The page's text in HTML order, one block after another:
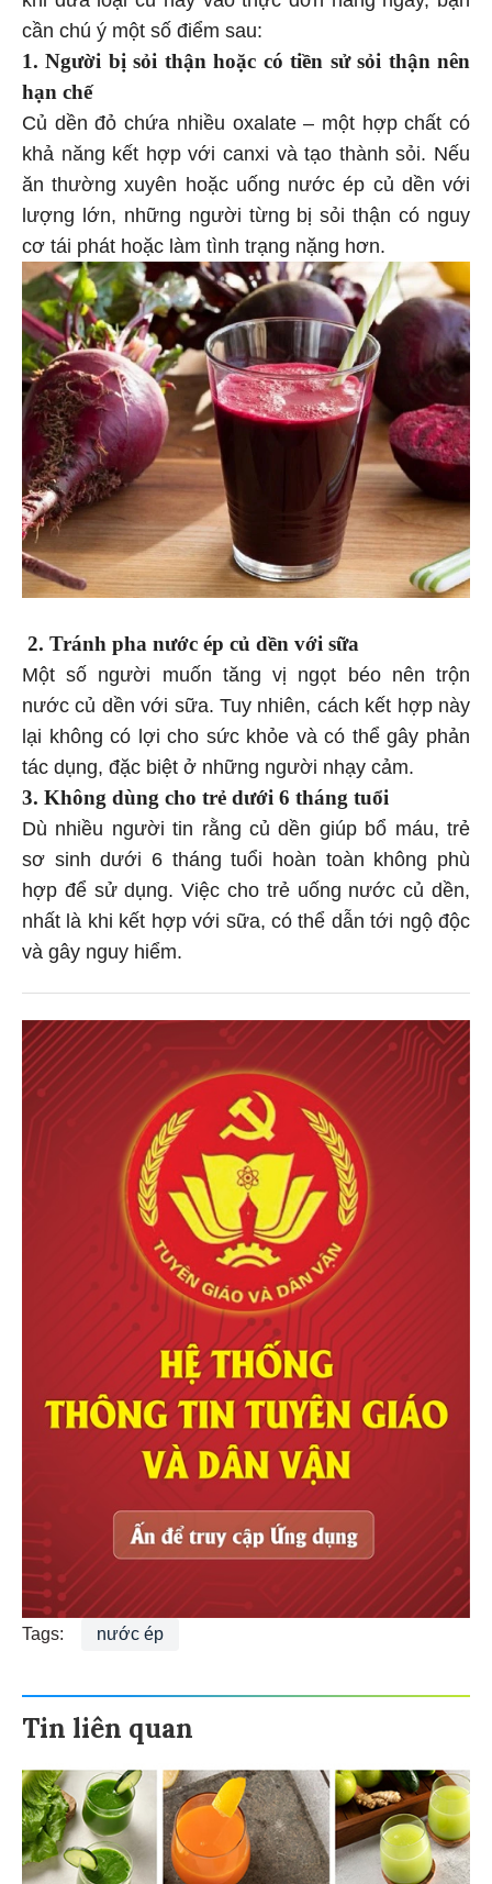
cần chú ý một số điểm sau:
1. Người bị sỏi thận hoặc có tiền sử sỏi thận nên
hạn chế
Củ dền đỏ chứa nhiều oxalate – một hợp chất có
khả năng kết hợp với canxi và tạo thành sỏi. Nếu
ăn thường xuyên hoặc uống nước ép củ dền với
lượng lớn, những người từng bị sỏi thận có nguy
cơ tái phát hoặc làm tình trạng nặng hơn.
2. Tránh pha nước ép củ dền với sữa
Một số người muốn tăng vị ngọt béo nên trộn
nước củ dền với sữa. Tuy nhiên, cách kết hợp này
lại không có lợi cho sức khỏe và có thể gây phản
tác dụng, đặc biệt ở những người nhạy cảm.
3. Không dùng cho trẻ dưới 6 tháng tuổi
Dù nhiều người tin rằng củ dền giúp bổ máu, trẻ
sơ sinh dưới 6 tháng tuổi hoàn toàn không phù
hợp để sử dụng. Việc cho trẻ uống nước củ dền,
nhất là khi kết hợp với sữa, có thể dẫn tới ngộ độc
và gây nguy hiểm.
Tags: nước ép
Tin liên quan